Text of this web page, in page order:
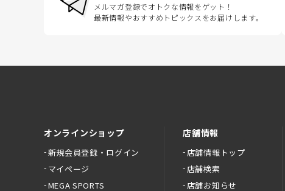
メルマガ登録でオトクな情報をゲット！
最新情報やおすすめトピックスをお届けします。
オンラインショップ
新規会員登録・ログイン
マイページ
MEGA SPORTS
店舗情報
店舗情報トップ
店舗検索
店舗お知らせ